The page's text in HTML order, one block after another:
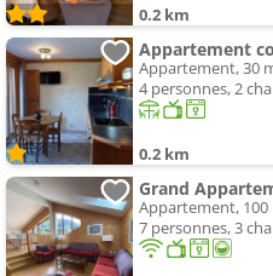
0.2 km
Appartement, 30
4 personnes, 2
0.2 km
Appartement, 100
7 personnes, 3